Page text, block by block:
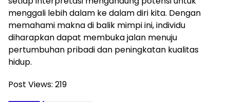
menggali lebih dalam ke dalam diri kita. Dengan
memahami makna di balik mimpi ini, individu
diharapkan dapat membuka jalan menuju
pertumbuhan pribadi dan peningkatan kualitas
hidup.
Post Views: 219